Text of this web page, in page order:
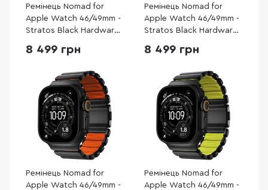
Ремінець Nomad for
Apple Watch 46/49mm -
Stratos Black Hardware
8 499 грн
Ремінець Nomad for
Apple Watch 46/49mm -
Stratos Black Hardware
(NM009896858)
8 499 грн
Ремінець Nomad for
Apple Watch 46/49mm -
Ремінець Nomad for
Apple Watch 46/49mm -